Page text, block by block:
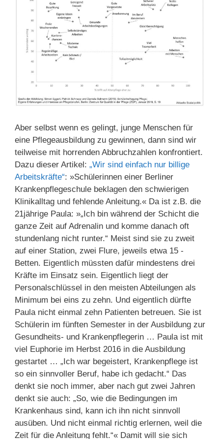
Aber selbst wenn es gelingt, junge Menschen für
eine Pflegeausbildung zu gewinnen, dann sind wir
teilweise mit horrenden Abbruchzahlen konfrontiert.
Dazu dieser Artikel: „Wir sind einfach nur billige
Arbeitskräfte“: »Schülerinnen einer Berliner
Krankenpflegeschule beklagen den schwierigen
Klinikalltag und fehlende Anleitung.« Da ist z.B. die
21jährige Paula: »„Ich bin während der Schicht die
ganze Zeit auf Adrenalin und komme danach oft
stundenlang nicht runter.“ Meist sind sie zu zweit
auf einer Station, zwei Flure, jeweils etwa 15 ­
Betten. Eigentlich müssten dafür mindestens drei
Kräfte im Einsatz sein. Eigentlich liegt der
Personalschlüssel in den meisten Abteilungen als
Minimum bei eins zu zehn. Und eigentlich dürfte
Paula nicht einmal zehn Patienten betreuen. Sie ist
Schülerin im fünften Semester in der Ausbildung zur
Gesundheits- und Krankenpflegerin … Paula ist mit
viel Euphorie im Herbst 2016 in die Ausbildung
gestartet … „Ich war begeistert, Krankenpflege ist
so ein sinnvoller Beruf, habe ich gedacht.“ Das
denkt sie noch immer, aber nach gut zwei Jahren
denkt sie auch: „So, wie die Bedingungen im
Krankenhaus sind, kann ich ihn nicht sinnvoll
ausüben. Und nicht einmal richtig erlernen, weil die
Zeit für die Anleitung fehlt.“« Damit will sie sich